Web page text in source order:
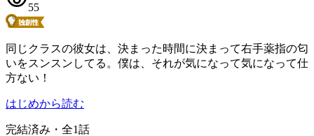
55
同じクラスの彼女は、決まった時間に決まって右手薬指の匂
いをスンスンしてる。僕は、それが気になって気になって仕
方ない！
はじめから読む
完結済み ・全1話